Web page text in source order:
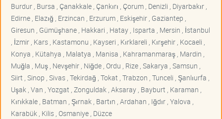
Burdur , Bursa , Çanakkale , Çankırı , Çorum , Denizli , Diyarbakır ,
Edirne , Elazığ , Erzincan , Erzurum , Eskişehir , Gaziantep ,
Giresun , Gümüşhane , Hakkari , Hatay , Isparta , Mersin , İstanbul
, İzmir , Kars , Kastamonu , Kayseri , Kırklareli , Kırşehir , Kocaeli ,
Konya , Kütahya , Malatya , Manisa , Kahramanmaraş , Mardin ,
Muğla , Muş , Nevşehir , Niğde , Ordu , Rize , Sakarya , Samsun ,
Siirt , Sinop , Sivas , Tekirdağ , Tokat , Trabzon , Tunceli , Şanlıurfa ,
Uşak , Van , Yozgat , Zonguldak , Aksaray , Bayburt , Karaman ,
Kırıkkale , Batman , Şırnak , Bartın , Ardahan , Iğdır , Yalova ,
Karabük , Kilis , Osmaniye , Düzce